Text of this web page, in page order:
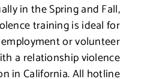
MarOffered biannually in
this relationship violence
those seeking
experience with a
organization in